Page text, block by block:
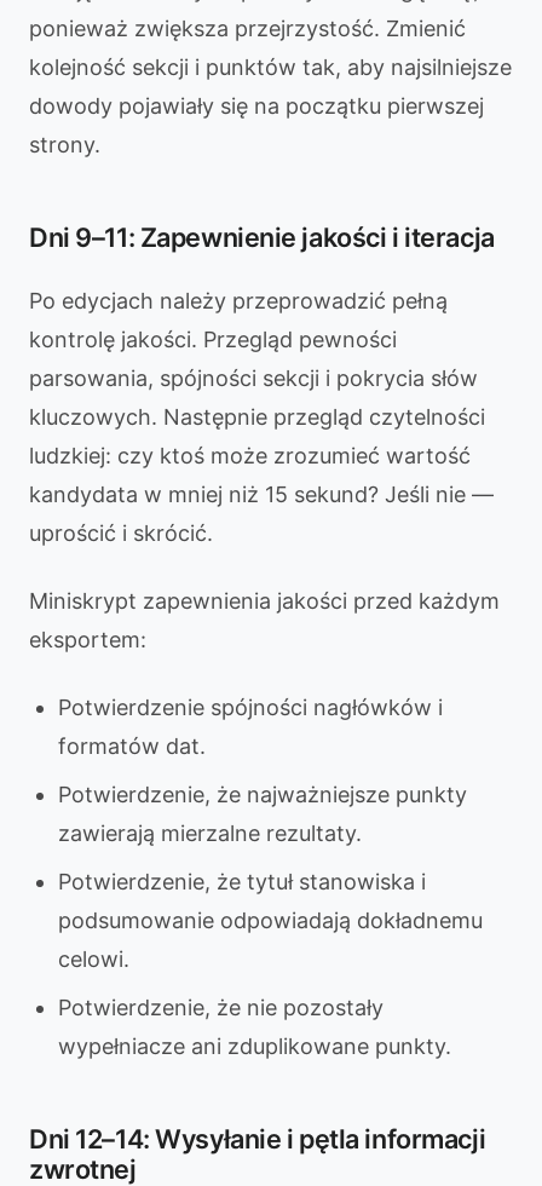
ponieważ zwiększa przejrzystość. Zmienić
kolejność sekcji i punktów tak, aby najsilniejsze
dowody pojawiały się na początku pierwszej
strony.
Dni 9–11: Zapewnienie jakości i iteracja
Po edycjach należy przeprowadzić pełną
kontrolę jakości. Przegląd pewności
parsowania, spójności sekcji i pokrycia słów
kluczowych. Następnie przegląd czytelności
ludzkiej: czy ktoś może zrozumieć wartość
kandydata w mniej niż 15 sekund? Jeśli nie —
uprościć i skrócić.
Miniskrypt zapewnienia jakości przed każdym
eksportem:
Potwierdzenie spójności nagłówków i
formatów dat.
Potwierdzenie, że najważniejsze punkty
zawierają mierzalne rezultaty.
Potwierdzenie, że tytuł stanowiska i
podsumowanie odpowiadają dokładnemu
celowi.
Potwierdzenie, że nie pozostały
wypełniacze ani zduplikowane punkty.
Dni 12–14: Wysyłanie i pętla informacji
zwrotnej